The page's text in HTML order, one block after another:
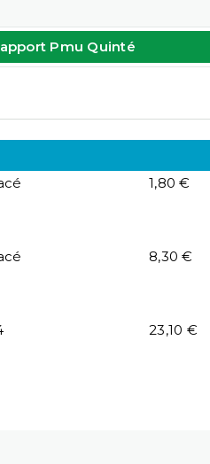
Pmu Quinté
1,80 €
8,30 €
23,10 €